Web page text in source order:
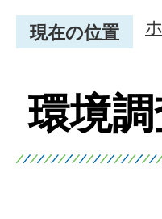
現在の位置
環境